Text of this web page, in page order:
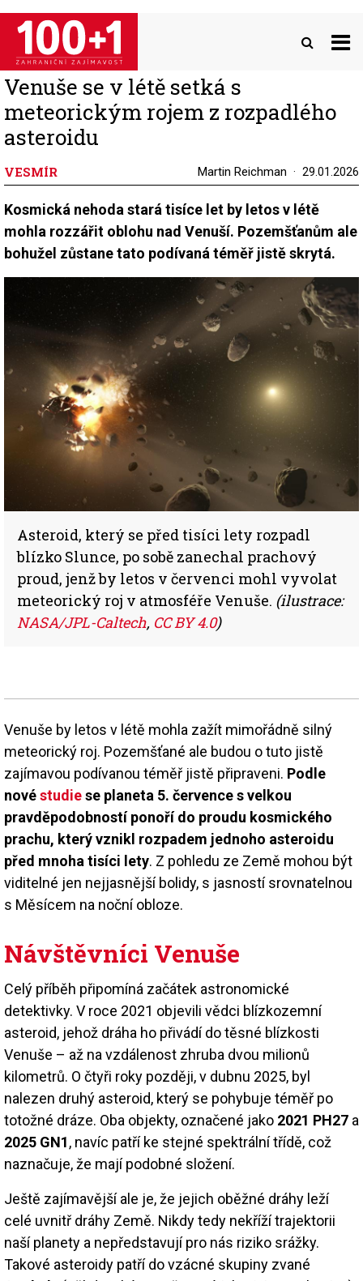
Přejít
hlavnímu
obsahu
Venuše se v létě setká s
meteorickým rojem z rozpadlého
asteroidu
VESMÍR Martin Reichman 29.01.2026
Kosmická nehoda stará tisíce let by letos v létě
mohla rozzářit oblohu nad Venuší. Pozemšťanům ale
bohužel zůstane tato podívaná téměř jistě skrytá.
Asteroid, který se před tisíci lety rozpadl
blízko Slunce, po sobě zanechal prachový
proud, jenž by letos v červenci mohl vyvolat
meteorický roj v atmosféře Venuše. (ilustrace:
NASA/JPL-Caltech, CC BY 4.0)
Venuše by letos v létě mohla zažít mimořádně silný
meteorický roj. Pozemšťané ale budou o tuto jistě
zajímavou podívanou téměř jistě připraveni. Podle
novéstudiese planeta 5. července s velkou
pravděpodobností ponoří do proudu kosmického
prachu, který vznikl rozpadem jednoho asteroidu
před mnoha tisíci lety. Z pohledu ze Země mohou být
viditelné jen nejjasnější bolidy, s jasností srovnatelnou
s Měsícem na noční obloze.
Návštěvníci Venuše
Celý příběh připomíná začátek astronomické
detektivky. V roce 2021 objevili vědci blízkozemní
asteroid, jehož dráha ho přivádí do těsné blízkosti
Venuše – až na vzdálenost zhruba dvou milionů
kilometrů. O čtyři roky později, v dubnu 2025, byl
nalezen druhý asteroid, který se pohybuje téměř po
totožné dráze. Oba objekty, označené jako 2021 PH27 a
2025 GN1, navíc patří ke stejné spektrální třídě, což
naznačuje, že mají podobné složení.
Ještě zajímavější ale je, že jejich oběžné dráhy leží
celé uvnitř dráhy Země. Nikdy tedy nekříží trajektorii
naší planety a nepředstavují pro nás riziko srážky.
Takové asteroidy patří do vzácné skupiny zvané